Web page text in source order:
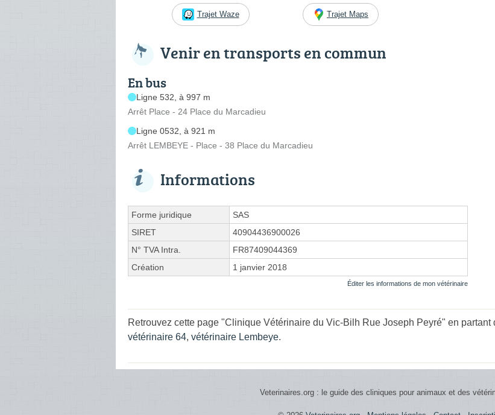
Trajet Waze Trajet Maps
Venir en transports en commun
En bus
Ligne 532, à 997 m
Arrêt Place - 24 Place du Marcadieu
Ligne 0532, à 921 m
Arrêt LEMBEYE - Place - 38 Place du Marcadieu
Informations
Forme juridique
SAS
SIRET
40904436900026
N° TVA Intra.
FR87409044369
Création
1 janvier 2018
Éditer les informations de mon vétérinaire
Retrouvez cette page "Clinique Vétérinaire du Vic-Bilh Rue Joseph Peyré" en partant
vétérinaire 64, vétérinaire Lembeye.
Veterinaires.org : le guide des cliniques pour animaux et des